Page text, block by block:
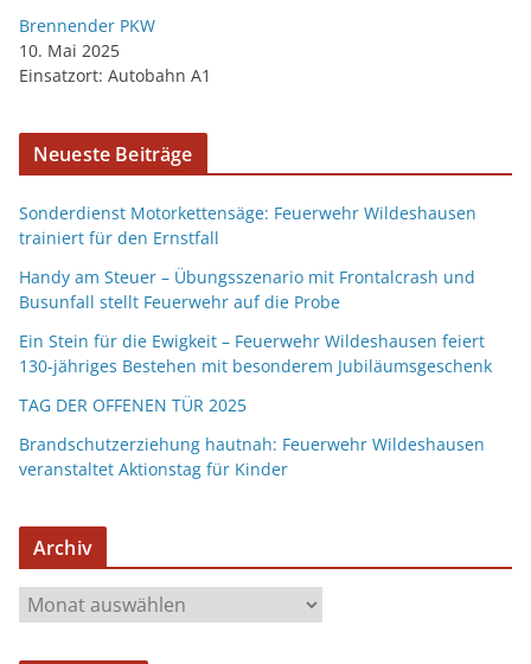
Brennender PKW
10. Mai 2025
Einsatzort: Autobahn A1
Neueste Beiträge
Sonderdienst Motorkettensäge: Feuerwehr Wildeshausen
trainiert für den Ernstfall
Handy am Steuer – Übungsszenario mit Frontalcrash und
Busunfall stellt Feuerwehr auf die Probe
Ein Stein für die Ewigkeit – Feuerwehr Wildeshausen feiert
130-jähriges Bestehen mit besonderem Jubiläumsgeschenk
TAG DER OFFENEN TÜR 2025
Brandschutzerziehung hautnah: Feuerwehr Wildeshausen
veranstaltet Aktionstag für Kinder
Archiv